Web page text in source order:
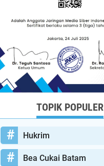
TOPIK POPULER
Hukrim
Bea Cukai Batam